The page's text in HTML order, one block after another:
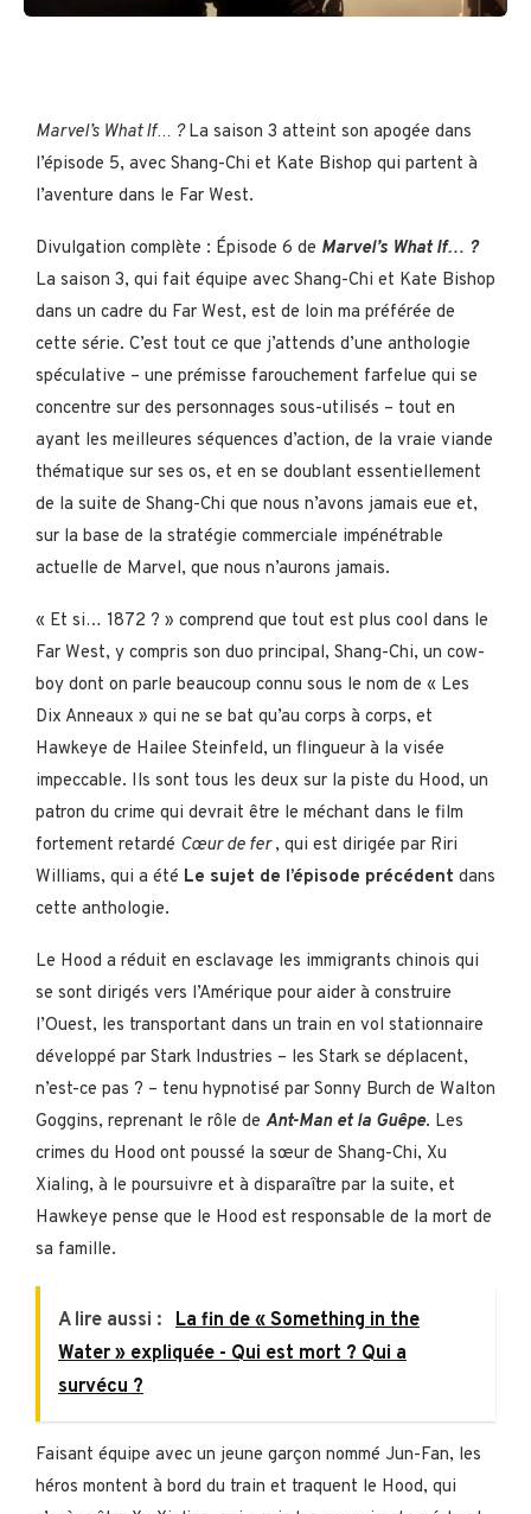
Marvel’s What If… ?La saison 3 atteint son apogée dans
l’épisode 5, avec Shang-Chi et Kate Bishop qui partent à
l’aventure dans le Far West.
Divulgation complète : Épisode 6 de Marvel’s What If… ?
La saison 3, qui fait équipe avec Shang-Chi et Kate Bishop
dans un cadre du Far West, est de loin ma préférée de
cette série. C’est tout ce que j’attends d’une anthologie
spéculative – une prémisse farouchement farfelue qui se
concentre sur des personnages sous-utilisés – tout en
ayant les meilleures séquences d’action, de la vraie viande
thématique sur ses os, et en se doublant essentiellement
de la suite de Shang-Chi que nous n’avons jamais eue et,
sur la base de la stratégie commerciale impénétrable
actuelle de Marvel, que nous n’aurons jamais.
« Et si… 1872 ? » comprend que tout est plus cool dans le
Far West, y compris son duo principal, Shang-Chi, un cow-
boy dont on parle beaucoup connu sous le nom de « Les
Dix Anneaux » qui ne se bat qu’au corps à corps, et
Hawkeye de Hailee Steinfeld, un flingueur à la visée
impeccable. Ils sont tous les deux sur la piste du Hood, un
patron du crime qui devrait être le méchant dans le film
fortement retardé Cœur de fer, qui est dirigée par Riri
Williams, qui a été Le sujet de l’épisode précédent dans
cette anthologie.
Le Hood a réduit en esclavage les immigrants chinois qui
se sont dirigés vers l’Amérique pour aider à construire
l’Ouest, les transportant dans un train en vol stationnaire
développé par Stark Industries – les Stark se déplacent,
n’est-ce pas ? – tenu hypnotisé par Sonny Burch de Walton
Goggins, reprenant le rôle de Ant-Man et la Guêpe. Les
crimes du Hood ont poussé la sœur de Shang-Chi, Xu
Xialing, à le poursuivre et à disparaître par la suite, et
Hawkeye pense que le Hood est responsable de la mort de
sa famille.
A lire aussi :
La fin de « Something in the
Water » expliquée - Qui est mort ? Qui a
survécu ?
Faisant équipe avec un jeune garçon nommé Jun-Fan, les
héros montent à bord du train et traquent le Hood, qui